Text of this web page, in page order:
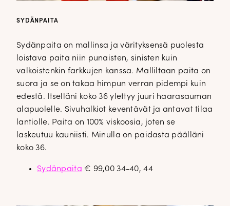
SYDÄNPAITA
Sydänpaita on mallinsa ja värityksensä puolesta
loistava paita niin punaisten, sinisten kuin
valkoistenkin farkkujen kanssa. Malliltaan paita on
suora ja se on takaa himpun verran pidempi kuin
edestä. Itselläni koko 36 ylettyy juuri haarasauman
alapuolelle. Sivuhalkiot keventävät ja antavat tilaa
lantiolle. Paita on 100% viskoosia, joten se
laskeutuu kauniisti. Minulla on paidasta päälläni
koko 36.
Sydänpaita € 99,00 34-40, 44